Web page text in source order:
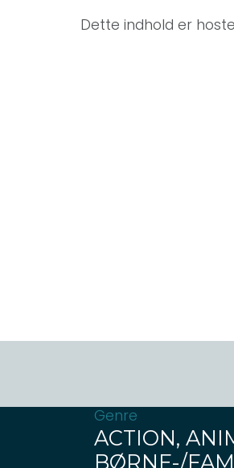
Dette indhold er
Genre
ACTION,
BØRNE-/